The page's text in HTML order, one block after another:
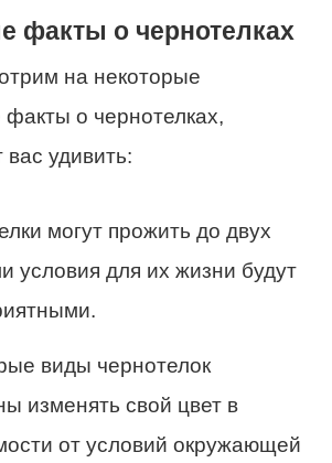
факты о чернотелках
на некоторые
о чернотелках,
вас удивить:
могут прожить до двух
условия для их жизни будут
виды чернотелок
изменять свой цвет в
от условий окружающей